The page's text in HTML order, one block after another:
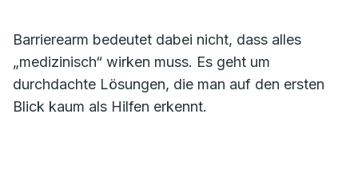
Barrierearm bedeutet dabei nicht, dass alles
„medizinisch“ wirken muss. Es geht um
durchdachte Lösungen, die man auf den ersten
Blick kaum als Hilfen erkennt.